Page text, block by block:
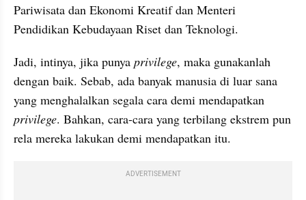
Pariwisata dan Ekonomi Kreatif dan Menteri
Pendidikan Kebudayaan Riset dan Teknologi.
Jadi, intinya, jika punya privilege, maka gunakanlah
dengan baik. Sebab, ada banyak manusia di luar sana
privilege. Bahkan, cara-cara yang terbilang ekstrem pun
rela mereka lakukan demi mendapatkan itu.
ADVERTISEMENT